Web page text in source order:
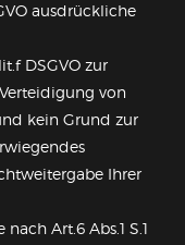
ausdrückliche
DSGVO zur
von
kein Grund zur
Ihrer
Art.6 Abs.1 S.1